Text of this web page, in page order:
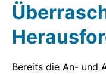
Bereits die An- und